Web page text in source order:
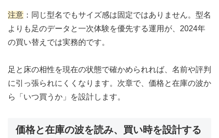
注意 ：同じ型名でもサイズ感は固定ではありません。型名
よりも足のデータと一次体験を優先する運用が、2024年
の買い替えでは実務的です。
足と床の相性を現在の状態で確かめられれば、名前や評判
に引っ張られにくくなります。次章で、価格と在庫の波か
ら「いつ買うか」を設計します。
価格と在庫の波を読み、買い時を設計する